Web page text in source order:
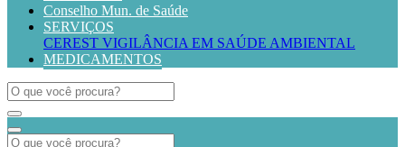
Conselho Mun. de Saúde
SERVIÇOS
CEREST VIGILÂNCIA EM SAÚDE AMBIENTAL
MEDICAMENTOS